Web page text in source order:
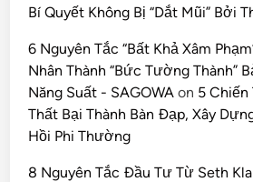
Bí Quyết Không Bị “Dắt Mũi” Bởi
6 Nguyên Tắc “Bất Khả Xâm
Nhân Thành “Bức Tường Thành”
Năng Suất - SAGOWA on 5 Chiến
Thất Bại Thành Bàn Đạp, Xây
Hồi Phi Thường
8 Nguyên Tắc Đầu Tư Từ Seth